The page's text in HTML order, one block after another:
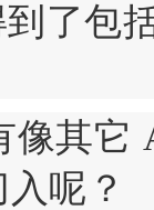
了包
像其
呢？